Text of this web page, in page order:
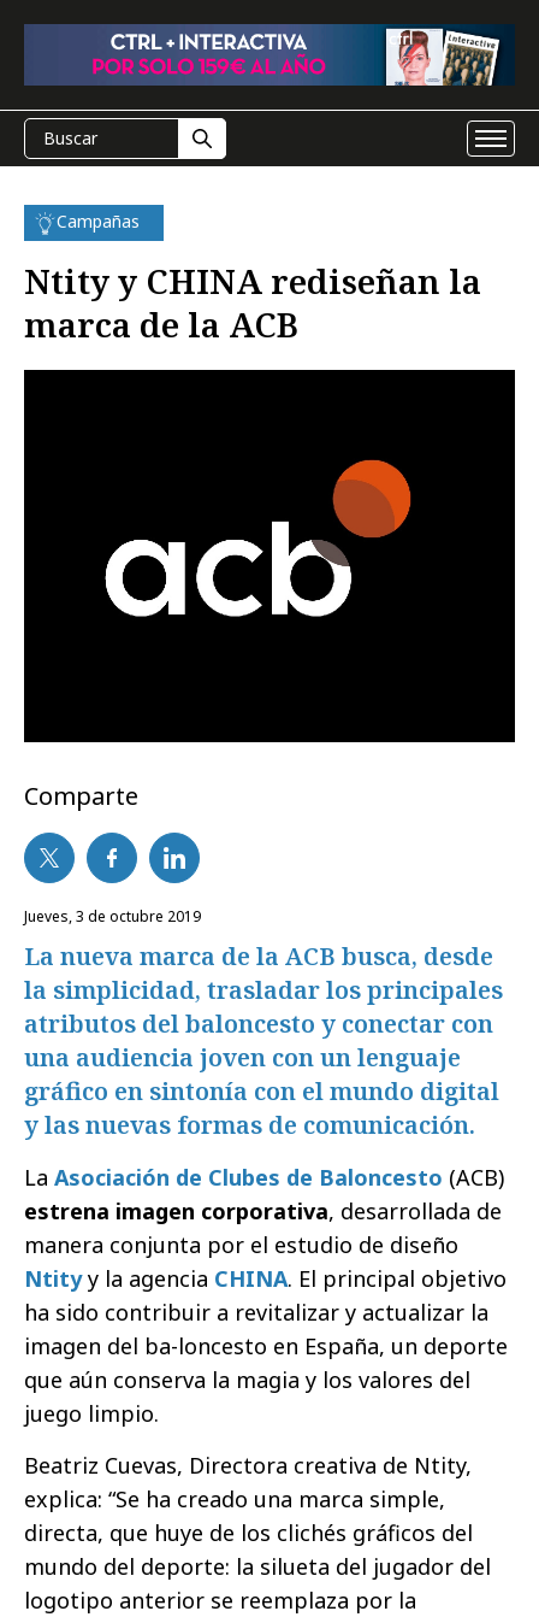
Campañas
Ntity y CHINA rediseñan la
marca de la ACB
Comparte
jueves, 3 de octubre 2019
La nueva marca de la ACB busca, desde
la simplicidad, trasladar los principales
atributos del baloncesto y conectar con
una audiencia joven con un lenguaje
gráfico en sintonía con el mundo digital
y las nuevas formas de comunicación.
La Asociación de Clubes de Baloncesto (ACB)
estrena imagen corporativa, desarrollada de
manera conjunta por el estudio de diseño
Ntityy la agencia CHINA. El principal objetivo
ha sido contribuir a revitalizar y actualizar la
imagen del ba-loncesto en España, un deporte
que aún conserva la magia y los valores del
juego limpio.
Beatriz Cuevas, Directora creativa de Ntity,
explica: “Se ha creado una marca simple,
directa, que huye de los clichés gráficos del
mundo del deporte: la silueta del jugador del
logotipo anterior se reemplaza por la